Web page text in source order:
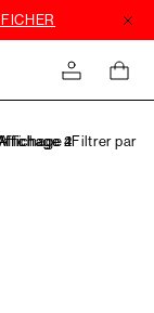
Filtrer par